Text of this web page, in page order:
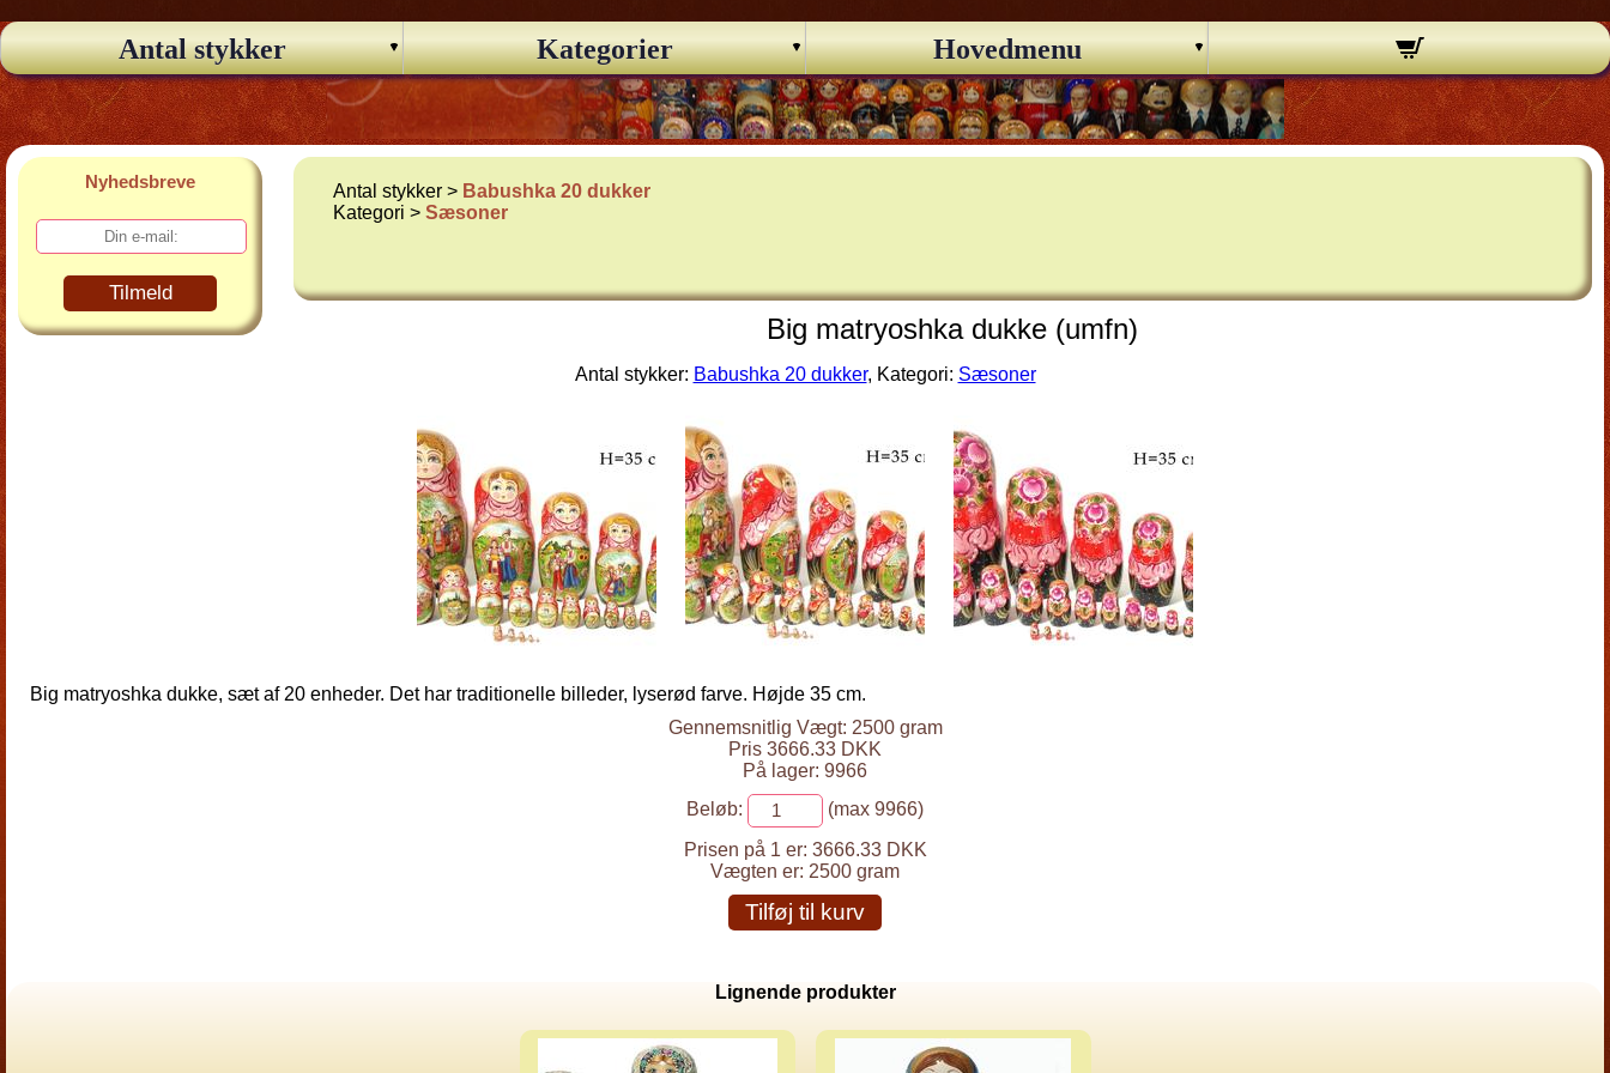
Antal stykker Kategorier Hovedmenu
Nyhedsbreve
Tilmeld
Antal stykker > Babushka 20 dukker
Kategori >Sæsoner
Big matryoshka dukke (umfn)
Antal stykker: Babushka 20 dukker, Kategori: Sæsoner
Big matryoshka dukke, sæt af 20 enheder. Det har traditionelle billeder, lyserød farve. Højde 35 cm.
Gennemsnitlig Vægt: 2500 gram
Pris 3666.33 DKK
På lager: 9966
Beløb:
(max 9966)
Prisen på 1 er: 3666.33 DKK
Vægten er: 2500 gram
Tilføj til kurv
Lignende produkter